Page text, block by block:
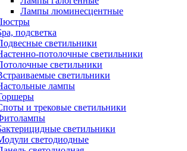
Лампы люминесцентные
подсветка
светильники
потолочные светильники
светильники
светильники
лампы
и трековые светильники
светильники
светодиодные